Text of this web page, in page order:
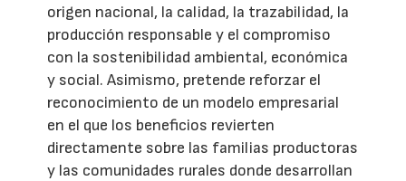
origen nacional, la calidad, la trazabilidad, la
producción responsable y el compromiso
con la sostenibilidad ambiental, económica
y social. Asimismo, pretende reforzar el
reconocimiento de un modelo empresarial
en el que los beneficios revierten
directamente sobre las familias productoras
y las comunidades rurales donde desarrollan